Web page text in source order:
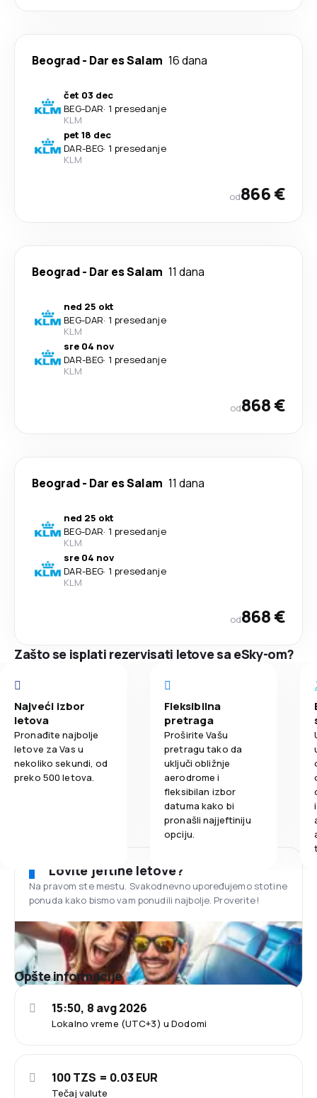
Beograd- Dar es Salam 16 dana
čet 03 dec
BEG-DAR· 1 presedanje
KLM
pet 18 dec
DAR-BEG· 1 presedanje
KLM
od866 €
Beograd- Dar es Salam 11 dana
ned 25 okt
BEG-DAR· 1 presedanje
KLM
sre 04 nov
DAR-BEG· 1 presedanje
KLM
od868 €
Beograd- Dar es Salam 11 dana
ned 25 okt
BEG-DAR· 1 presedanje
KLM
sre 04 nov
DAR-BEG· 1 presedanje
KLM
od868 €
Zašto se isplati rezervisati letove sa eSky-om?
Najveći izbor
letova
Pronađite najbolje
letove za Vas u
nekoliko sekundi, od
preko 500 letova.
Fleksibilna
pretraga
Proširite Vašu
pretragu tako da
uključi obližnje
aerodrome i
fleksibilan izbor
datuma kako bi
pronašli najjeftiniju
opciju.
Lovite jeftine letove?
Na pravom ste mestu. Svakodnevno upoređujemo stotine
ponuda kako bismo vam ponudili najbolje. Proverite!
Opšte informacije
Lokalno vreme (UTC+3) u Dodomi
15:50, 8 avg 2026
Tečaj valute
100 TZS = 0.03 EUR